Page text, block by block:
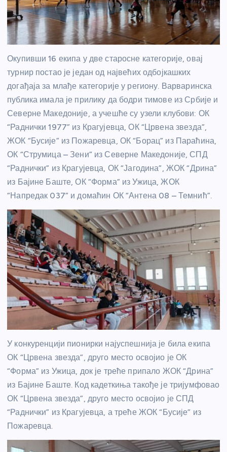
Окупивши 16 екипа у две старосне категорије, овај
турнир постао је један од највећих одбојкашких
догађаја за млађе категорије у региону. Варваринска
публика имала је прилику да бодри тимове из Србије и
Северне Македоније, а учешће су узели клубови: ОК
“Раднички 1977” из Крагујевца, ОК “Црвена звезда”,
ЖОК “Бусије” из Пожаревца, ОК “Борац” из Параћина,
ОК “Струмица – Зени” из Северне Македоније, СПД
“Раднички” из Крагујевца, ОК “Јагодина”, ЖОК “Дрина”
из Бајине Баште, ОК “Форма” из Ужица, ЖОК
“Напредак 037” и домаћин ОК “Антена 08 – Темнић”.
У конкуренцији пионирки најуспешнија је била екипа
ОК “Црвена звезда”, друго место освојио је ОК
“Форма” из Ужица, док је треће припало ЖОК “Дрина”
из Бајине Баште. Код кадеткиња такође је тријумфовао
ОК “Црвена звезда”, друго место освојио је СПД
“Раднички” из Крагујевца, а треће ЖОК “Бусије” из
Пожаревца.